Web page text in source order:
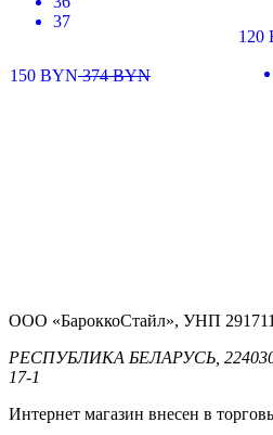
37
150 BYN374BYN
120
ООО «БароккоСтайл», УНП
РЕСПУБЛИКА БЕЛАРУСЬ, 224030,
17-1
Интернет магазин внесен в